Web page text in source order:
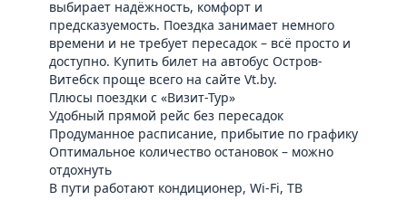
выбирает надёжность, комфорт и
предсказуемость. Поездка занимает немного
времени и не требует пересадок – всё просто и
доступно. Купить билет на автобус Остров-
Витебск проще всего на сайте Vt.by.
Плюсы поездки с «Визит-Тур»
Удобный прямой рейс без пересадок
Продуманное расписание, прибытие по графику
Оптимальное количество остановок – можно
отдохнуть
В пути работают кондиционер, Wi-Fi, ТВ